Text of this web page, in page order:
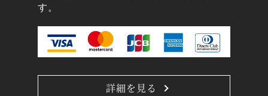
す。
詳細を見る